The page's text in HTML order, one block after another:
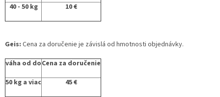
40 - 50 kg
10 €
Geis: Cena za doručenie je závislá od hmotnosti objednávky.
váha od doCena za doručenie
50 kg a viac
45 €